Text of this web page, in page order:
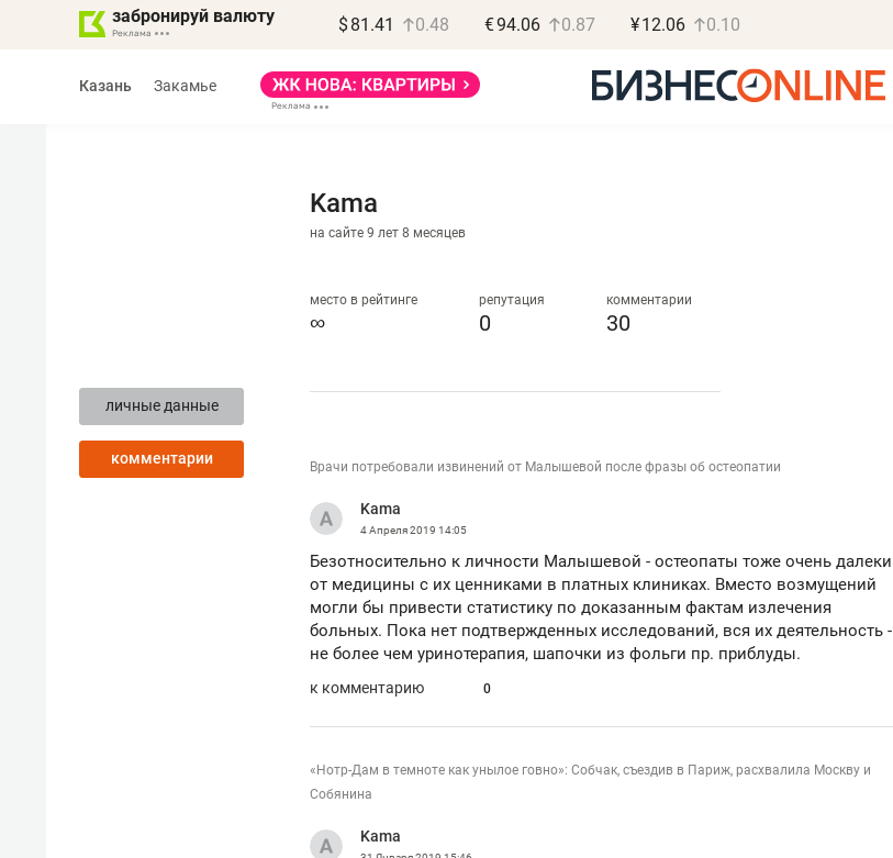
забронируй валюту $ 81.41 0.48 €94.06 0.87 ¥12.06 0.10
Казань Закамье
личные данные
комментарии
Kama
на сайте 9 лет 8 месяцев
место в рейтинге
∞
репутация
0
комментарии
30
Врачи потребовали извинений от Малышевой после фразы об остеопатии
Kama
4 Апреля 2019 14:05
Безотносительно к личности Малышевой - остеопаты тоже очень далеки
от медицины с их ценниками в платных клиниках. Вместо возмущений
могли бы привести статистику по доказанным фактам излечения
больных. Пока нет подтвержденных исследований, вся их деятельность -
не более чем уринотерапия, шапочки из фольги пр. приблуды.
к комментарию 0
«Нотр-Дам в темноте как унылое говно»: Собчак, съездив в Париж, расхвалила Москву и
Собянина
Kama
МАРТ
правил, бизнес может
потерять минимум
полгода»
рынки, почему надо знать аксакалов и
чем интересен Оман?
«Готовые решения»
не заработать вообще,